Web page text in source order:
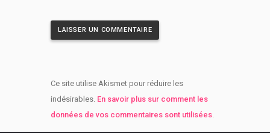
Ce site utilise Akismet pour réduire les
indésirables. En savoir plus sur comment les
données de vos commentaires sont utilisées